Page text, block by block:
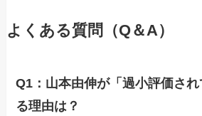
よくある質問（Q＆A）
Q1：山本由伸が「過小評価さ
る理由は？